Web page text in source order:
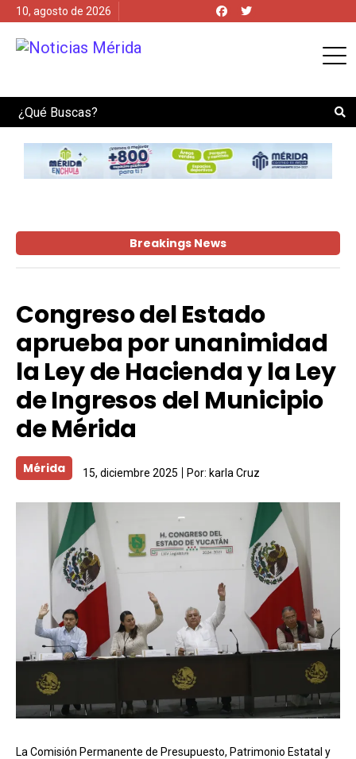
10, agosto de 2026
Search
Breakings News
Congreso del Estado
aprueba por unanimidad
la Ley de Hacienda y la Ley
de Ingresos del Municipio
de Mérida
Mérida 15, diciembre 2025 Por: karla Cruz
La Comisión Permanente de Presupuesto, Patrimonio Estatal y